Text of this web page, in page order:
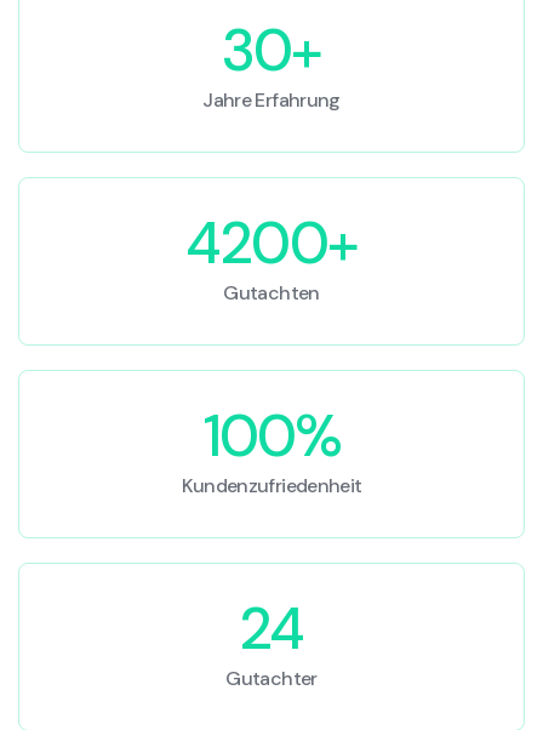
30+
Jahre Erfahrung
4200+
Gutachten
100%
Kundenzufriedenheit
24
Gutachter